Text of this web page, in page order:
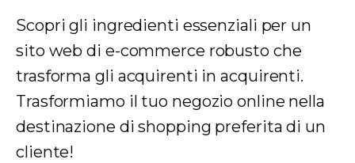
Scopri gli ingredienti essenziali per un
sito web di e-commerce robusto che
trasforma gli acquirenti in acquirenti.
Trasformiamo il tuo negozio online nella
destinazione di shopping preferita di un
cliente!